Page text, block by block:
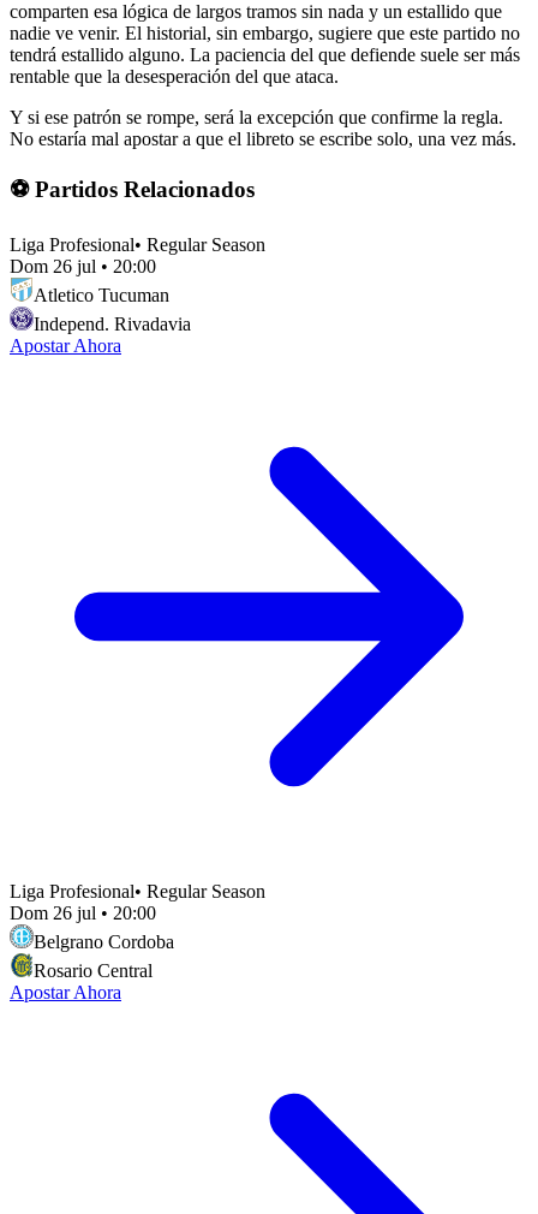
comparten esa lógica de largos tramos sin nada y un estallido que
nadie ve venir. El historial, sin embargo, sugiere que este partido no
tendrá estallido alguno. La paciencia del que defiende suele ser más
rentable que la desesperación del que ataca.
Y si ese patrón se rompe, será la excepción que confirme la regla.
No estaría mal apostar a que el libreto se escribe solo, una vez más.
⚽ Partidos Relacionados
Liga Profesional• Regular Season
Dom 26 jul • 20:00
Atletico Tucuman
Independ. Rivadavia
Apostar Ahora
Liga Profesional• Regular Season
Dom 26 jul • 20:00
Belgrano Cordoba
Rosario Central
Apostar Ahora